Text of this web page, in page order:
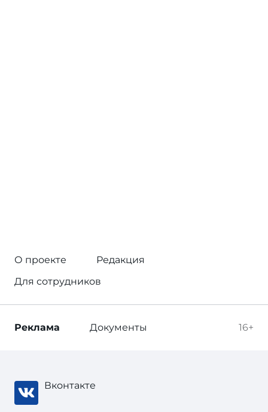
О проекте
Редакция
Для сотрудников
16+
Реклама Документы
Вконтакте